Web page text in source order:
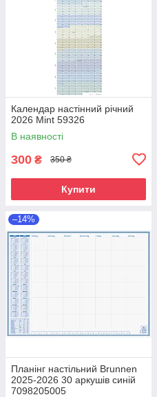
Календар настінний річний
2026 Mint 59326
В наявності
300 ₴ 350 ₴
Купити
–14%
Планінг настільний Brunnen
2025-2026 30 аркушів синій
7098205005